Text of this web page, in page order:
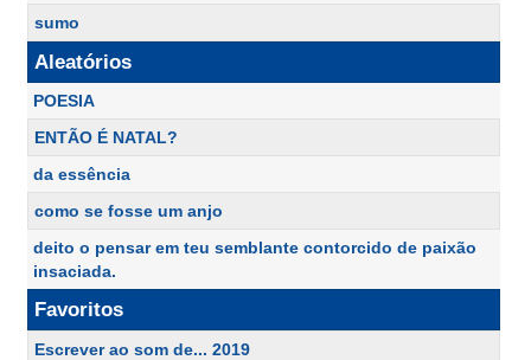
sumo
Aleatórios
POESIA
ENTÃO É NATAL?
da essência
como se fosse um anjo
deito o pensar em teu semblante contorcido de paixão
insaciada.
Favoritos
Escrever ao som de... 2019